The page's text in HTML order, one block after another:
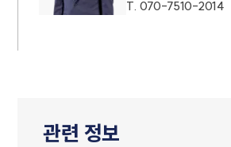
T. 070-7510-2014
관련 정보